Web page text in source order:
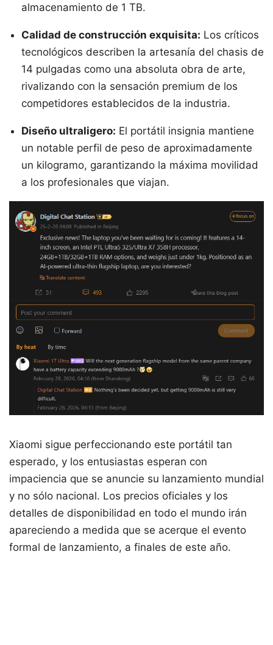
almacenamiento de 1 TB.
Calidad de construcción exquisita: Los críticos
tecnológicos describen la artesanía del chasis de
14 pulgadas como una absoluta obra de arte,
rivalizando con la sensación premium de los
competidores establecidos de la industria.
Diseño ultraligero: El portátil insignia mantiene
un notable perfil de peso de aproximadamente
un kilogramo, garantizando la máxima movilidad
a los profesionales que viajan.
Xiaomi sigue perfeccionando este portátil tan
esperado, y los entusiastas esperan con
impaciencia que se anuncie su lanzamiento mundial
y no sólo nacional. Los precios oficiales y los
detalles de disponibilidad en todo el mundo irán
apareciendo a medida que se acerque el evento
formal de lanzamiento, a finales de este año.